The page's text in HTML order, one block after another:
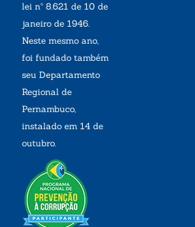
lei nº 8.621 de 10 de
janeiro de 1946.
Neste mesmo ano,
foi fundado também
seu Departamento
Regional de
Pernambuco,
instalado em 14 de
outubro.